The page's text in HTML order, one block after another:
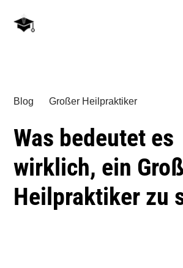
Blog Großer Heilpraktiker
Was bedeutet es
wirklich, ein
Heilpraktiker zu